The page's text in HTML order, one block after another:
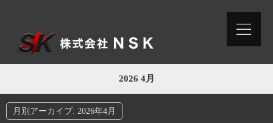
2026 4月
月別アーカイブ: 2026年4月